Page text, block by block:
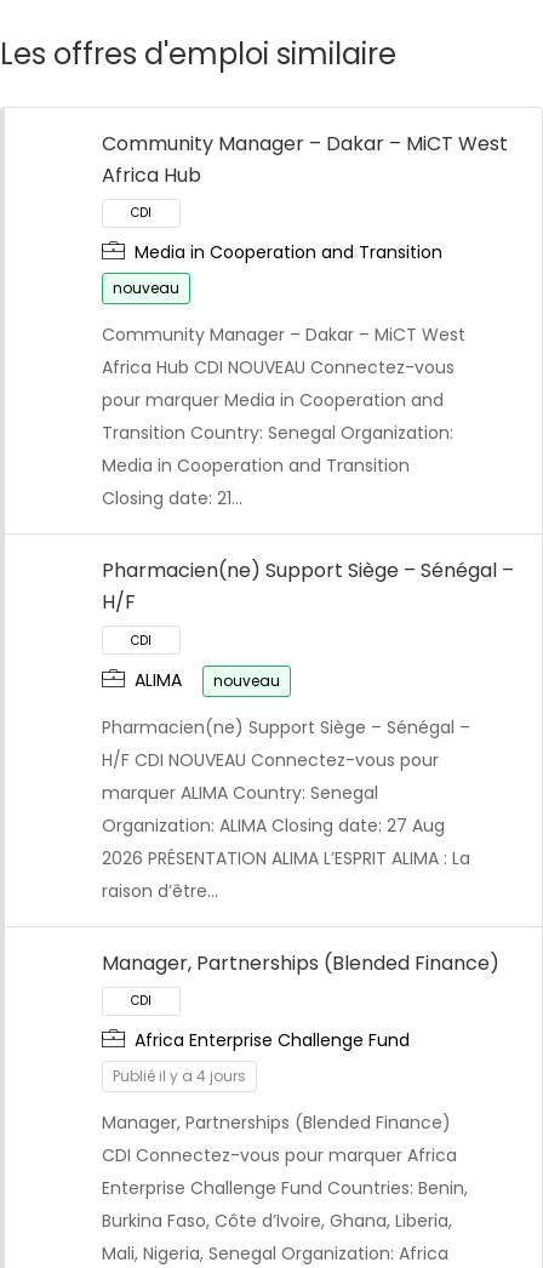
Les offres d'emploi similaire
Community Manager – Dakar – MiCT West
Africa Hub
Media in Cooperation and Transition
nouveau
Community Manager – Dakar – MiCT West
Africa Hub CDI NOUVEAU Connectez-vous
pour marquer Media in Cooperation and
Transition Country: Senegal Organization:
Media in Cooperation and Transition
Closing date: 21…
Pharmacien(ne) Support Siège – Sénégal –
H/F
ALIMA nouveau
Pharmacien(ne) Support Siège – Sénégal –
H/F CDI NOUVEAU Connectez-vous pour
marquer ALIMA Country: Senegal
Organization: ALIMA Closing date: 27 Aug
2026 PRÉSENTATION ALIMA L’ESPRIT ALIMA : La
raison d’être…
Manager, Partnerships (Blended Finance)
Africa Enterprise Challenge Fund
Publié il y a 4 jours
Manager, Partnerships (Blended Finance)
CDI Connectez-vous pour marquer Africa
Enterprise Challenge Fund Countries: Benin,
Burkina Faso, Côte d’Ivoire, Ghana, Liberia,
Mali, Nigeria, Senegal Organization: Africa